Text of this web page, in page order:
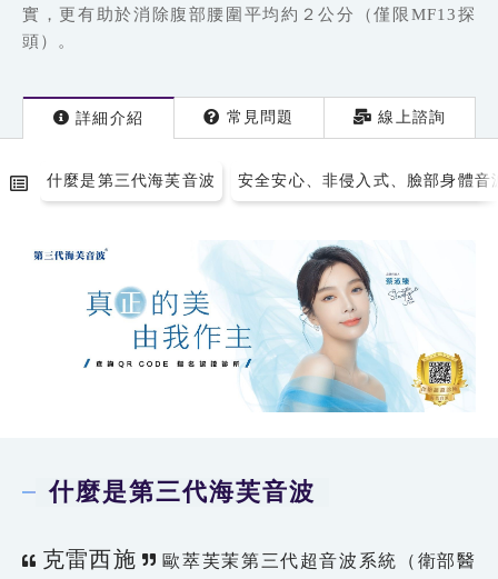
實，更有助於消除腹部腰圍平均約２公分（僅限MF13探
頭）。
詳細 介紹 常見問題 線上諮詢
什麼是第三代海芙音波 安全安心、非侵入式、臉部身體音
什麼是第三代海芙音波
克雷西施
歐萃芙茉第三代超音波系統（衛部醫